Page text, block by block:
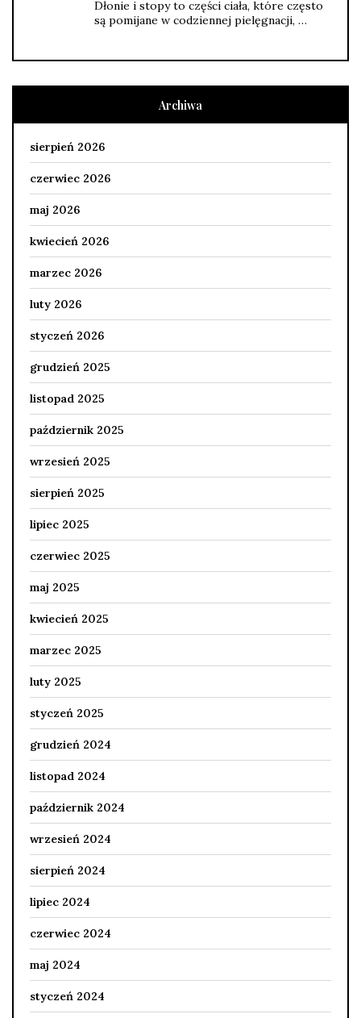
Dłonie i stopy to części ciała, które często
są pomijane w codziennej pielęgnacji, …
Archiwa
sierpień 2026
czerwiec 2026
maj 2026
kwiecień 2026
marzec 2026
luty 2026
styczeń 2026
grudzień 2025
listopad 2025
październik 2025
wrzesień 2025
sierpień 2025
lipiec 2025
czerwiec 2025
maj 2025
kwiecień 2025
marzec 2025
luty 2025
styczeń 2025
grudzień 2024
listopad 2024
październik 2024
wrzesień 2024
sierpień 2024
lipiec 2024
czerwiec 2024
maj 2024
styczeń 2024